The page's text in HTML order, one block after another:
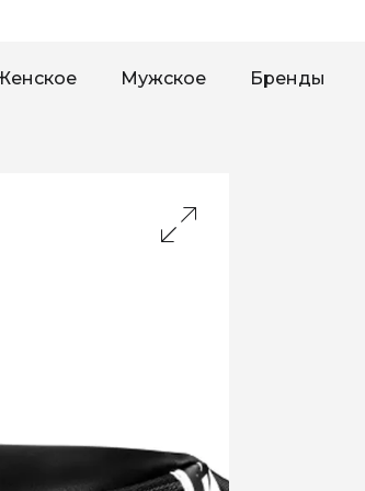
Мужское Бренды